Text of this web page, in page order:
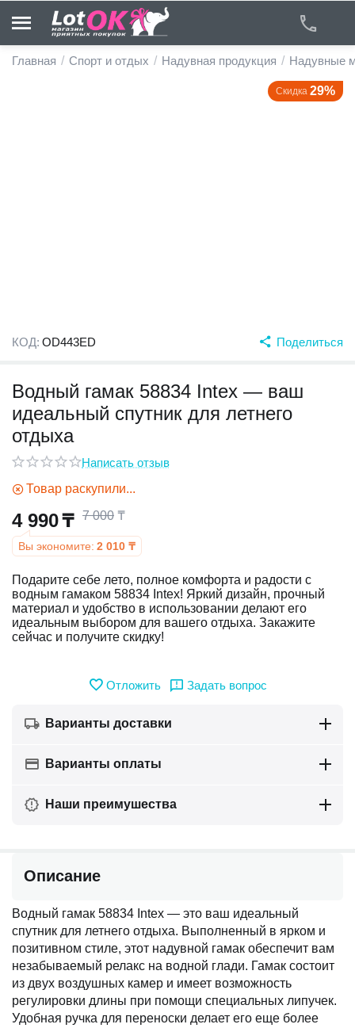
Главная / Спорт и отдых / Надувная продукция / Надувные
Скидка 29%
КОД: OD443ED Поделиться
Водный гамак 58834 Intex — ваш
идеальный спутник для летнего
отдыха
Написать отзыв
Товар раскупили...
4 990₸ 7 000 ₸
Вы экономите: 2 010 ₸
Подарите себе лето, полное комфорта и радости с
водным гамаком 58834 Intex! Яркий дизайн, прочный
материал и удобство в использовании делают его
идеальным выбором для вашего отдыха. Закажите
сейчас и получите скидку!
Отложить Задать вопрос
Варианты доставки
Варианты оплаты
Наши преимушества
Описание
Водный гамак 58834 Intex — это ваш идеальный
спутник для летнего отдыха. Выполненный в ярком и
позитивном стиле, этот надувной гамак обеспечит вам
незабываемый релакс на водной глади. Гамак состоит
из двух воздушных камер и имеет возможность
регулировки длины при помощи специальных липучек.
Удобная ручка для переноски делает его еще более